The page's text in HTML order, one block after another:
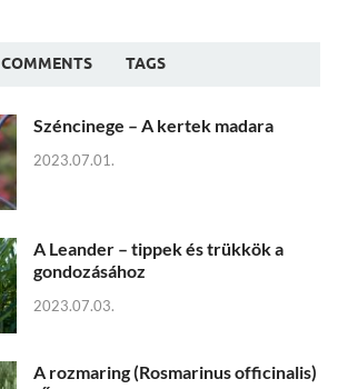
COMMENTS TAGS
Széncinege – A kertek madara
2023.07.01.
A Leander – tippek és trükkök a
gondozásához
2023.07.03.
A rozmaring (Rosmarinus officinalis)